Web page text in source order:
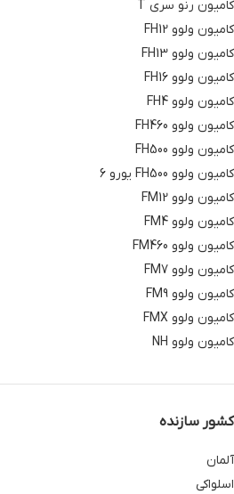
کامیون رنو سری T
کامیون ولوو FH12
کامیون ولوو FH13
کامیون ولوو FH16
کامیون ولوو FH4
کامیون ولوو FH460
کامیون ولوو FH500
کامیون ولوو FH500 یورو 6
کامیون ولوو FM12
کامیون ولوو FM4
کامیون ولوو FM460
کامیون ولوو FM7
کامیون ولوو FM9
کامیون ولوو FMX
کامیون ولوو NH
کشور سازنده
آلمان
اسلواکی